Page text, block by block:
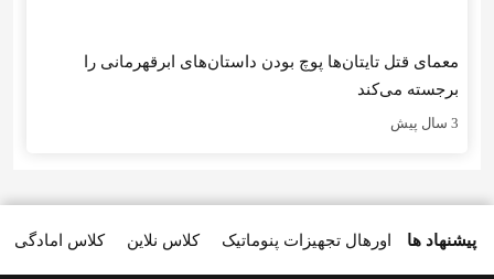
معمای قتل تایتان‌ها پوچ بودن داستان‌های ابرقهرمانی را
برجسته می‌کند
3 سال پیش
پیشنهاد ها کلاس امادگی کلاس نلاین اورهال تجهیزات پنوماتیک